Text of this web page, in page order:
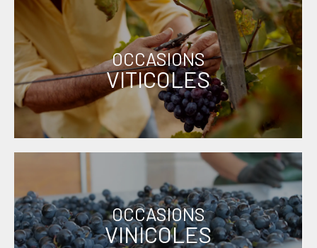
OCCASIONS
VITICOLES
OCCASIONS
VINICOLES